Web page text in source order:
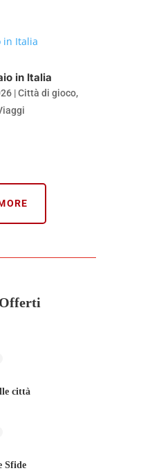
in Italia
|Città di gioco,
città
Sfide